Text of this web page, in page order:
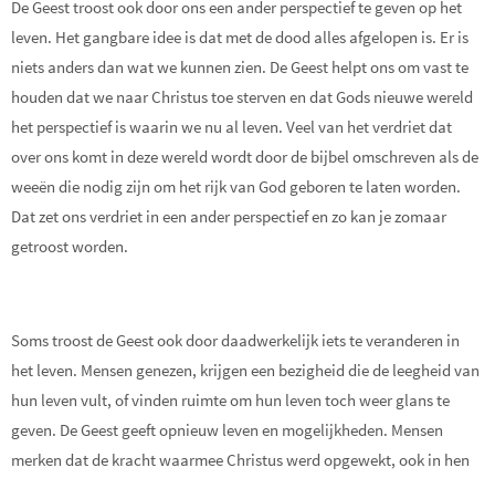
De Geest troost ook door ons een ander perspectief te geven op het
leven. Het gangbare idee is dat met de dood alles afgelopen is. Er is
niets anders dan wat we kunnen zien. De Geest helpt ons om vast te
houden dat we naar Christus toe sterven en dat Gods nieuwe wereld
het perspectief is waarin we nu al leven. Veel van het verdriet dat
over ons komt in deze wereld wordt door de bijbel omschreven als de
weeën die nodig zijn om het rijk van God geboren te laten worden.
Dat zet ons verdriet in een ander perspectief en zo kan je zomaar
getroost worden.
Soms troost de Geest ook door daadwerkelijk iets te veranderen in
het leven. Mensen genezen, krijgen een bezigheid die de leegheid van
hun leven vult, of vinden ruimte om hun leven toch weer glans te
geven. De Geest geeft opnieuw leven en mogelijkheden. Mensen
merken dat de kracht waarmee Christus werd opgewekt, ook in hen